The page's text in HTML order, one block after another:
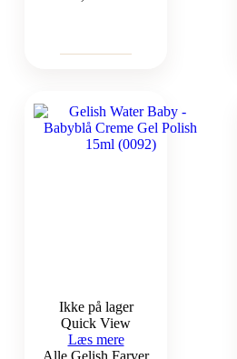
Ikke på lager
Quick View
Læs mere
Alle Gelish Farver